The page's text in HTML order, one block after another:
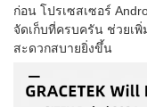
ก่อน โปรเซสเซอร์
จัดเก็บที่ครบครัน ช่วยเ
สะดวกสบายยิ่งขึ้น